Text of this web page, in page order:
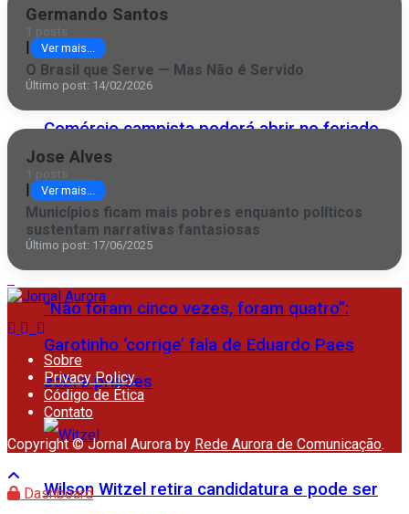
Inovação campista ganha palco global
Comércio campista poderá abrir no feriado
desta quinta (6) do São Salvador
“Não foram cinco vezes, foram quatro”:
Garotinho ‘corrige’ fala de Eduardo Paes
sobre prisões
Wilson Witzel retira candidatura e pode ser
Germando Santos
1 posts
| Ver mais...
O Brasil que Serve — Mas Não é Servido
Último post: 14/02/2026
Jose Alves
1 posts
| Ver mais...
Municípios ficam mais pobres enquanto políticos
sustentam narrativas fantasiosas
Último post: 17/06/2025
Sobre
Privacy Policy
Código de Ética
Contato
Copyright © Jornal Aurora by Rede Aurora de Comunicação.
Dashboard